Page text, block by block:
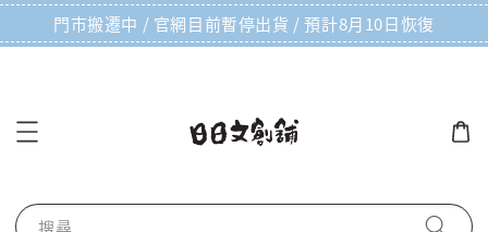
門市搬遷中 / 官網目前暫停出貨 / 預計8月10日恢復
搜尋